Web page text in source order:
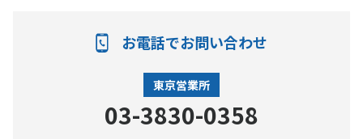
お電話でお問い合わせ
東京営業所
03-3830-0358